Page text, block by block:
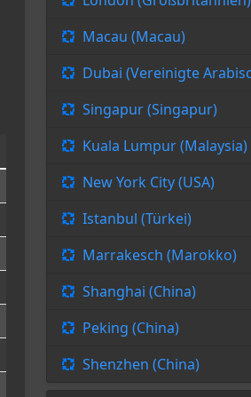
Macau (Macau)
Dubai (Vereinigte
Singapur (Singapur)
Kuala Lumpur (Malaysia)
New York City (USA)
Istanbul (Türkei)
Marrakesch (Marokko)
Shanghai (China)
Peking (China)
Shenzhen (China)